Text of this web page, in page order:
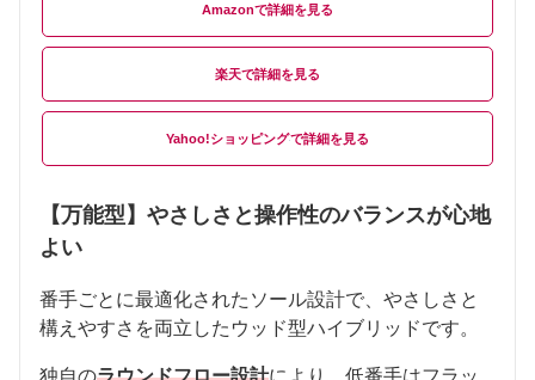
Amazon
楽天
Yahoo!ショッピング
【万能型】やさしさと操作性のバランスが心地
よい
番手ごとに最適化されたソール設計で、やさしさと
構えやすさを両立したウッド型ハイブリッドです。
独自のラウンドフロー設計により、低番手はフラッ